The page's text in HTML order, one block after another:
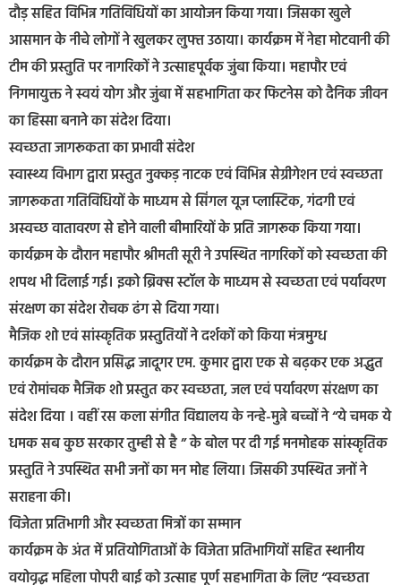
दौड़ सहित विभिन्न गतिविधियों का आयोजन किया गया। जिसका खुले
आसमान के नीचे लोगों ने खुलकर लुफ्त उठाया। कार्यक्रम में नेहा मोटवानी की
टीम की प्रस्तुति पर नागरिकों ने उत्साहपूर्वक जुंबा किया। महापौर एवं
निगमायुक्त ने स्वयं योग और जुंबा में सहभागिता कर फिटनेस को दैनिक जीवन
का हिस्सा बनाने का संदेश दिया।
स्वच्छता जागरूकता का प्रभावी संदेश
स्वास्थ्य विभाग द्वारा प्रस्तुत नुक्कड़ नाटक एवं विभिन्न सेग्रीगेशन एवं स्वच्छता
जागरूकता गतिविधियों के माध्यम से सिंगल यूज प्लास्टिक, गंदगी एवं
अस्वच्छ वातावरण से होने वाली बीमारियों के प्रति जागरूक किया गया।
कार्यक्रम के दौरान महापौर श्रीमती सूरी ने उपस्थित नागरिकों को स्वच्छता की
शपथ भी दिलाई गई। इको ब्रिक्स स्टॉल के माध्यम से स्वच्छता एवं पर्यावरण
संरक्षण का संदेश रोचक ढंग से दिया गया।
मैजिक शो एवं सांस्कृतिक प्रस्तुतियों ने दर्शकों को किया मंत्रमुग्ध
कार्यक्रम के दौरान प्रसिद्ध जादूगर एम. कुमार द्वारा एक से बढ़कर एक अद्भुत
एवं रोमांचक मैजिक शो प्रस्तुत कर स्वच्छता, जल एवं पर्यावरण संरक्षण का
संदेश दिया । वहीं रस कला संगीत विद्यालय के नन्हे-मुन्ने बच्चों ने “ये चमक ये
धमक सब कुछ सरकार तुम्ही से है ” के बोल पर दी गई मनमोहक सांस्कृतिक
प्रस्तुति ने उपस्थित सभी जनों का मन मोह लिया। जिसकी उपस्थित जनों ने
सराहना की।
विजेता प्रतिभागी और स्वच्छता मित्रों का सम्मान
कार्यक्रम के अंत में प्रतियोगिताओं के विजेता प्रतिभागियों सहित स्थानीय
वयोवृद्ध महिला पोपरी बाई को उत्साह पूर्ण सहभागिता के लिए “स्वच्छता